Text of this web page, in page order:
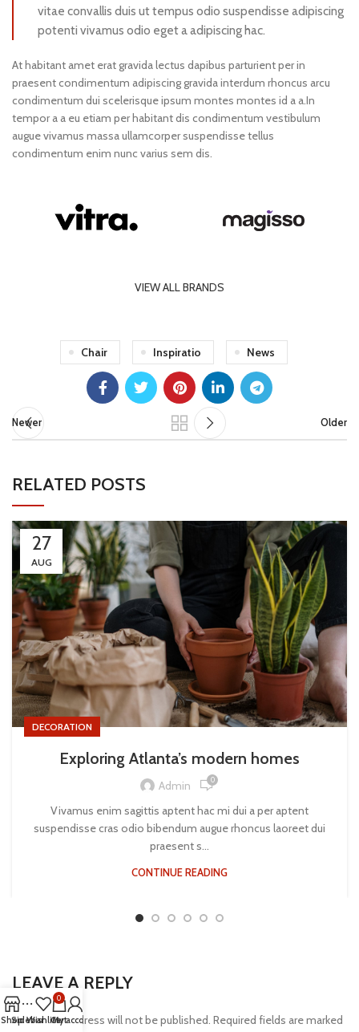
vitae convallis duis ut tempus odio suspendisse adipiscing
potenti vivamus odio eget a adipiscing hac.
At habitant amet erat gravida lectus dapibus parturient per in
praesent condimentum adipiscing gravida interdum rhoncus arcu
condimentum dui scelerisque ipsum montes montes id a a.In
tempor a a eu etiam per habitant dis condimentum vestibulum
augue vivamus massa ullamcorper suspendisse tellus
condimentum enim nunc varius sem dis.
VIEW ALL BRANDS
Chair Inspiratio News
Newer Older
RELATED POSTS
27
AUG
DECORATION
Exploring Atlanta’s modern homes
Admin 0
Vivamus enim sagittis aptent hac mi dui a per aptent
suspendisse cras odio bibendum augue rhoncus laoreet dui
praesent s...
CONTINUE READING
LEAVE A REPLY
Your email address will not be published. Required fields are marked
ShopSidebarWishlist
0
Cart
My account